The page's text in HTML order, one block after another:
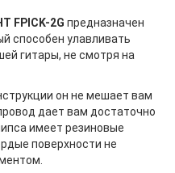
FPICK-2G предназначен
способен улавливать
гитары, не смотря на
он не мешает вам
дает вам достаточно
имеет резиновые
поверхности не